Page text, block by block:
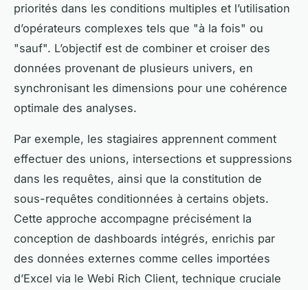
priorités dans les conditions multiples et l’utilisation
d’opérateurs complexes tels que "à la fois" ou
"sauf". L’objectif est de combiner et croiser des
données provenant de plusieurs univers, en
synchronisant les dimensions pour une cohérence
optimale des analyses.
Par exemple, les stagiaires apprennent comment
effectuer des unions, intersections et suppressions
dans les requêtes, ainsi que la constitution de
sous-requêtes conditionnées à certains objets.
Cette approche accompagne précisément la
conception de dashboards intégrés, enrichis par
des données externes comme celles importées
d’Excel via le Webi Rich Client, technique cruciale